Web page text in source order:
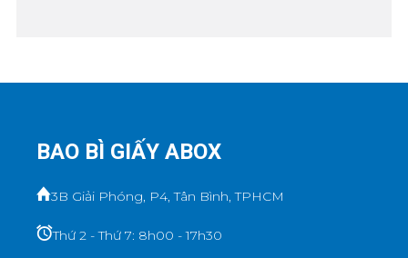
BAO BÌ GIẤY ABOX
3B Giải Phóng, P4, Tân Bình, TPHCM
Thứ 2 - Thứ 7: 8h00 - 17h30